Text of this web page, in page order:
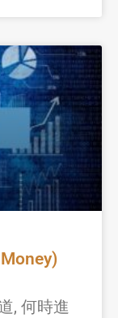
, 何時進